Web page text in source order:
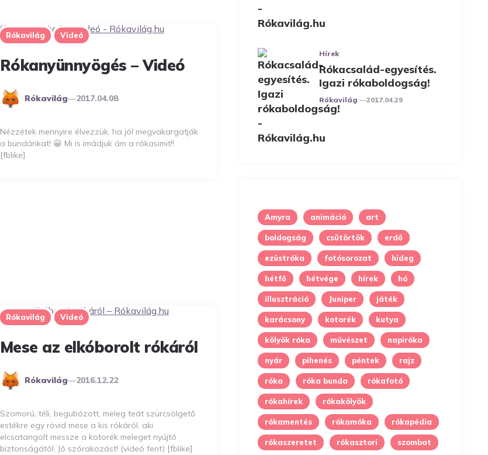
Rókavilág Videó
Rókanyünnyögés – Videó
Posted
Rókavilág 2017.04.08
Nézzétek mennyire élvezzük, ha jól megvakargatják
a bundánkat! 😀 Mi is imádjuk ám a rókasimit!!
[fblike]
Rókavilág Videó
Mese az elkóborolt rókáról
Posted
Rókavilág 2016.12.22
Szomorú, téli, begubózott, meleg teát szürcsölgető
estékre egy rövid mese a kis rókáról, aki
elcsatangolt messze a kotorék meleget nyújtó
biztonságától. Jó szórakozást! (videó fent) [fblike]
Hírek
Rókacsalád-egyesítés.
Igazi rókaboldogság!
Posted
Rókavilág 2017.04.29
Amyra animáció art
boldogság csütörtök erdő
ezüstróka fotósorozat hideg
hétfő hétvége hírek hó
illusztráció Juniper játék
karácsony kotorék kutya
kölyök róka művészet napiróka
nyár pihenés péntek rajz
róka róka bunda rókafotó
rókahírek rókakölyök
rókamentés rókamóka rókapédia
rókaszeretet rókasztori szombat